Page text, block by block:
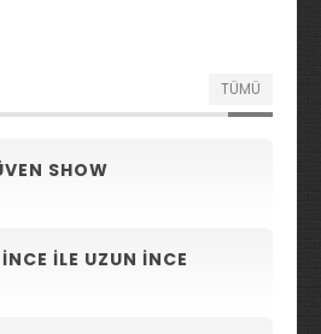
TÜMÜ
SHOW
ILE UZUN İNCE